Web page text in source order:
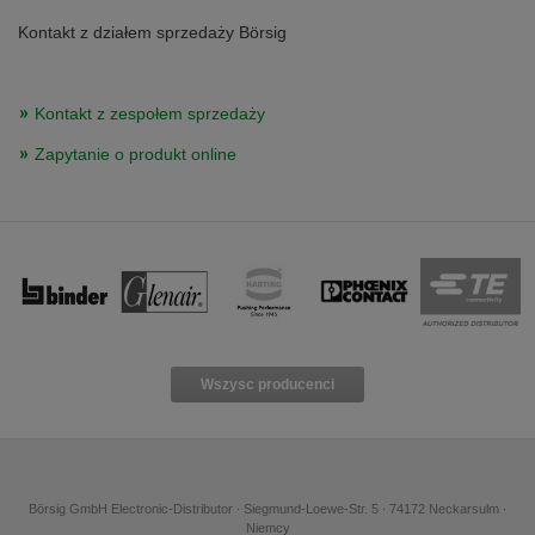
Möchten Sie zur Deutschen Version wechseln?
Přepněte na anglickou verzi Zůstaňte v této verzi
We have detected, that your browser prefers another language than the
switch to the English version?
Switch to English version Stay on this version
Kontakt z działem sprzedaży Börsig
Kontakt z zespołem sprzedaży
Zapytanie o produkt online
Wszysc producenci
Börsig GmbH Electronic-Distributor ∙ Siegmund-Loewe-Str. 5 ∙ 74172 Neckarsulm ∙
Niemcy